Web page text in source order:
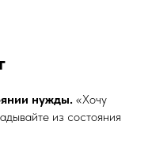
нужды. «Хочу
из состояния